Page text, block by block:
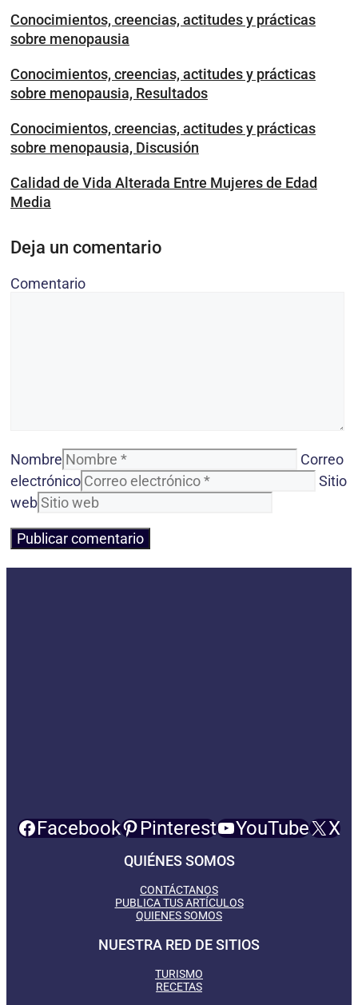
Conocimientos, creencias, actitudes y prácticas
sobre menopausia
Conocimientos, creencias, actitudes y prácticas
sobre menopausia, Resultados
Conocimientos, creencias, actitudes y prácticas
sobre menopausia, Discusión
Calidad de Vida Alterada Entre Mujeres de Edad
Media
Deja un comentario
Comentario
Nombre
Correo
electrónico
Sitio
web
Facebook Pinterest YouTube X
QUIÉNES SOMOS
CONTÁCTANOS
PUBLICA TUS ARTÍCULOS
QUIENES SOMOS
NUESTRA RED DE SITIOS
TURISMO
RECETAS